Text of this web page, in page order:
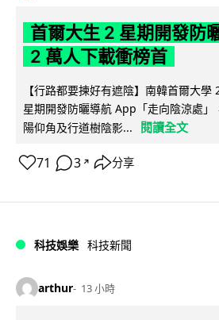
首爾大生 2 星期開發防
2 萬人下載衝榜首
【行路都要揀好有遮陰】南韓首爾大
星期開發防曬導航 App「走向陰涼處」
陽仰角及行道樹陰影...
閱讀全文
71 3 ↗ 分享
科技娛樂 科技新聞
arthur 13 小時